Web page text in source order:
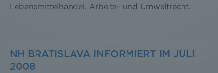
Lebensmittelhandel, Arbeits- und Umweltrecht.
NH BRATISLAVA INFORMIERT IM JULI
2008
Datenschutzerklärung